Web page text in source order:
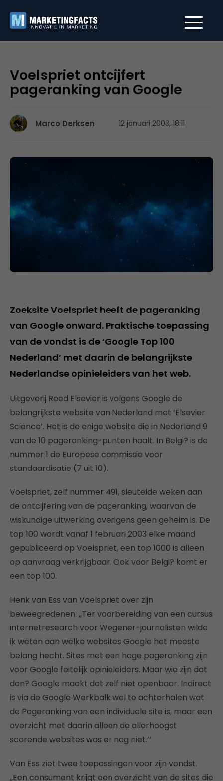
Voelspriet ontcijfert
pageranking van Google
Marco Derksen 12 januari 2003, 18:11
Zoeksite Voelspriet heeft de pageranking
van Google onward. Praktische toepassing
van de vondst is de ‘Google Top 100
Nederland’ met daarin de belangrijkste
Nederlandse opinieleiders van het web.
Uitgeverij Reed Elsevier is volgens Google de
belangrijkste website van Nederland met ‘Elsevier
Science’. Het is de enige website die in Nederland 9
van de 10 pageranking-punten haalt. In Belgi? is de
nummer 1 de Europese commissie voor
standaardisatie (7 uit 10).
Voelspriet, zelf nummer 491, sleutelde weken aan
de ontcijfering van de pageranking, waarvan de
wiskundige uitwerking overigens geen geheim is. De
top 100 wordt vanaf 1 februari 2003 elke maand
gepubliceerd op Voelspriet, een top 1000 is alleen
op aanvraag verkrijgbaar. Ook voor Belgi? komt er
een top 100.
Henk van Ess van Voelspriet over zijn
beweegredenen: ,,Ter voorbereiding van een cursus
internetresearch voor Wegener-journalisten wilde
ik weten aan welke websites Google het meeste
belang hecht. Sites met een hoge pageranking zijn
voor Google feitelijk opinieleiders. Maar wie zijn dat
dan? Google maakt dat zelf niet openbaar. Indirect
is via de Google Werkbalk wel te achterhalen wat
de Pageranking van een individuele site is, maar een
overzicht met daarin alleen de allerhoogst
scorende websites was er nog niet.’‘
Van Ess ziet twee toepassingen voor zijn vondst.
,,Een consument krijgt een overzicht van de sites die